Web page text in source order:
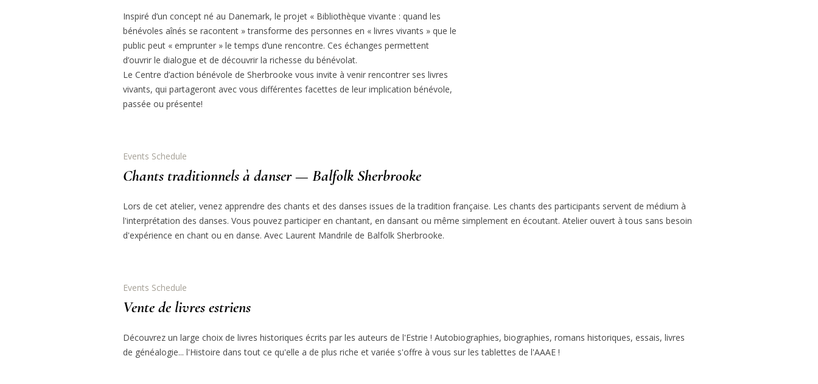
Inspiré d’un concept né au Danemark, le projet « Bibliothèque vivante : quand les
bénévoles aînés se racontent » transforme des personnes en « livres vivants » que le
public peut « emprunter » le temps d’une rencontre. Ces échanges permettent
d’ouvrir le dialogue et de découvrir la richesse du bénévolat.
Le Centre d’action bénévole de Sherbrooke vous invite à venir rencontrer ses livres
vivants, qui partageront avec vous différentes facettes de leur implication bénévole,
passée ou présente!
Events Schedule
Chants traditionnels à danser — Balfolk Sherbrooke
Lors de cet atelier, venez apprendre des chants et des danses issues de la tradition française. Les chants des participants servent de médium à
l'interprétation des danses. Vous pouvez participer en chantant, en dansant ou même simplement en écoutant. Atelier ouvert à tous sans besoin
d'expérience en chant ou en danse. Avec Laurent Mandrile de Balfolk Sherbrooke.
Events Schedule
Vente de livres estriens
Découvrez un large choix de livres historiques écrits par les auteurs de l'Estrie ! Autobiographies, biographies, romans historiques, essais, livres
de généalogie... l'Histoire dans tout ce qu'elle a de plus riche et variée s'offre à vous sur les tablettes de l'AAAE !